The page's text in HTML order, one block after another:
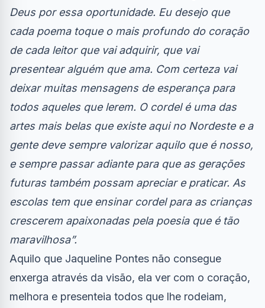
Deus por essa oportunidade. Eu desejo que
cada poema toque o mais profundo do coração
de cada leitor que vai adquirir, que vai
presentear alguém que ama. Com certeza vai
deixar muitas mensagens de esperança para
todos aqueles que lerem. O cordel é uma das
artes mais belas que existe aqui no Nordeste e a
gente deve sempre valorizar aquilo que é nosso,
e sempre passar adiante para que as gerações
futuras também possam apreciar e praticar. As
escolas tem que ensinar cordel para as crianças
crescerem apaixonadas pela poesia que é tão
maravilhosa”.
Aquilo que Jaqueline Pontes não consegue
enxerga através da visão, ela ver com o coração,
melhora e presenteia todos que lhe rodeiam,